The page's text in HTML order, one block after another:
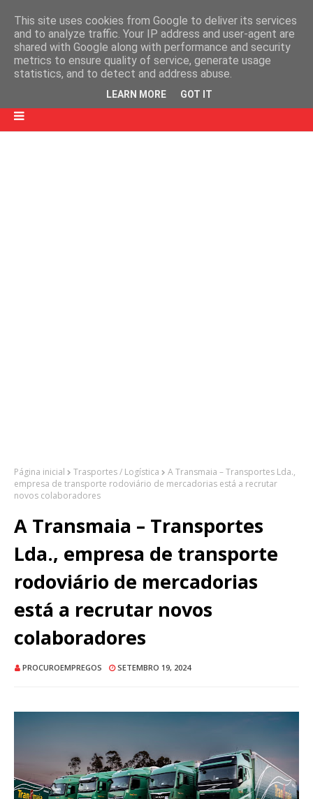
Página inicial Trasportes / Logística
A Transmaia – Transportes Lda.,
empresa de transporte rodoviário de mercadorias está a recrutar
novos colaboradores
A Transmaia – Transportes
Lda., empresa de transporte
rodoviário de mercadorias
está a recrutar novos
colaboradores
PROCUROEMPREGOS SETEMBRO 19, 2024
This site uses cookies from Google to deliver its services
and to analyze traffic. Your IP address and user-agent are
shared with Google along with performance and security
metrics to ensure quality of service, generate usage
statistics, and to detect and address abuse.
LEARN MORE GOT IT